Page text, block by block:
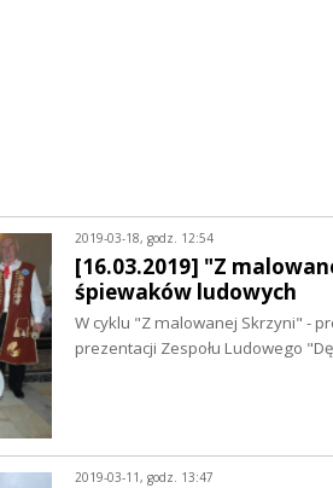
2019-03-18, godz. 12:54
[16.03.2019] "Z
śpiewaków ludowych
W cyklu "Z malowanej Skrzyni" -
prezentacji Zespołu Ludowego
2019-03-11, godz. 13:47